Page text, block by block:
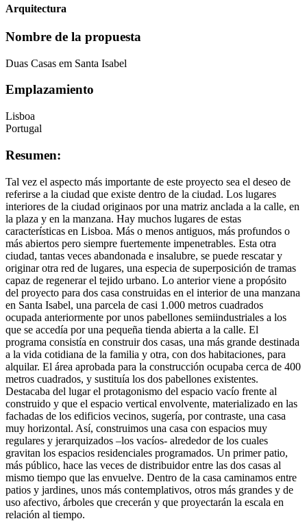
Arquitectura
Nombre de la propuesta
Duas Casas em Santa Isabel
Emplazamiento
Lisboa
Portugal
Resumen:
Tal vez el aspecto más importante de este proyecto sea el deseo de
referirse a la ciudad que existe dentro de la ciudad. Los lugares
interiores de la ciudad originaos por una matriz anclada a la calle, en
la plaza y en la manzana. Hay muchos lugares de estas
características en Lisboa. Más o menos antiguos, más profundos o
más abiertos pero siempre fuertemente impenetrables. Esta otra
ciudad, tantas veces abandonada e insalubre, se puede rescatar y
originar otra red de lugares, una especia de superposición de tramas
capaz de regenerar el tejido urbano. Lo anterior viene a propósito
del proyecto para dos casa construidas en el interior de una manzana
en Santa Isabel, una parcela de casi 1.000 metros cuadrados
ocupada anteriormente por unos pabellones semiindustriales a los
que se accedía por una pequeña tienda abierta a la calle. El
programa consistía en construir dos casas, una más grande destinada
a la vida cotidiana de la familia y otra, con dos habitaciones, para
alquilar. El área aprobada para la construcción ocupaba cerca de 400
metros cuadrados, y sustituía los dos pabellones existentes.
Destacaba del lugar el protagonismo del espacio vacío frente al
construido y que el espacio vertical envolvente, materializado en las
fachadas de los edificios vecinos, sugería, por contraste, una casa
muy horizontal. Así, construimos una casa con espacios muy
regulares y jerarquizados –los vacíos- alrededor de los cuales
gravitan los espacios residenciales programados. Un primer patio,
más público, hace las veces de distribuidor entre las dos casas al
mismo tiempo que las envuelve. Dentro de la casa caminamos entre
patios y jardines, unos más contemplativos, otros más grandes y de
uso afectivo, árboles que crecerán y que proyectarán la escala en
relación al tiempo.